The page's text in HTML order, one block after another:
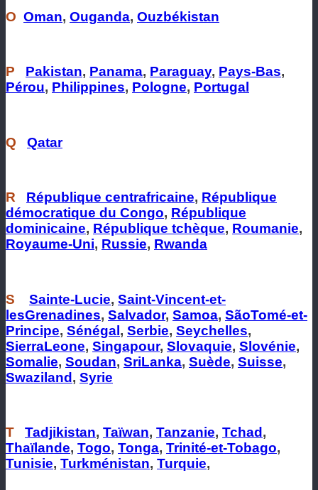
O Oman, Ouganda, Ouzbékistan
P Pakistan, Panama, Paraguay, Pays-Bas,
Pérou, Philippines, Pologne, Portugal
Q Qatar
R République centrafricaine, République
démocratique du Congo, République
dominicaine, République tchèque, Roumanie,
Royaume-Uni, Russie, Rwanda
S Sainte-Lucie, Saint-Vincent-et-
lesGrenadines, Salvador, Samoa, SãoTomé-et-
Principe, Sénégal, Serbie, Seychelles,
SierraLeone, Singapour, Slovaquie, Slovénie,
Somalie, Soudan, SriLanka, Suède, Suisse,
Swaziland, Syrie
T Tadjikistan, Taïwan, Tanzanie, Tchad ,
Thaïlande, Togo, Tonga, Trinité-et-Tobago,
Tunisie, Turkménistan, Turquie,